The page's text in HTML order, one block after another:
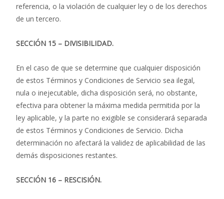
referencia, o la violación de cualquier ley o de los derechos
de un tercero.
SECCIÓN 15 – DIVISIBILIDAD.
En el caso de que se determine que cualquier disposición
de estos Términos y Condiciones de Servicio sea ilegal,
nula o inejecutable, dicha disposición será, no obstante,
efectiva para obtener la máxima medida permitida por la
ley aplicable, y la parte no exigible se considerará separada
de estos Términos y Condiciones de Servicio. Dicha
determinación no afectará la validez de aplicabilidad de las
demás disposiciones restantes.
SECCIÓN 16 – RESCISIÓN.